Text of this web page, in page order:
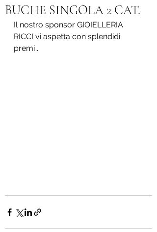
BUCHE SINGOLA 2 CAT.
Il nostro sponsor GIOIELLERIA
RICCI vi aspetta con splendidi
premi .